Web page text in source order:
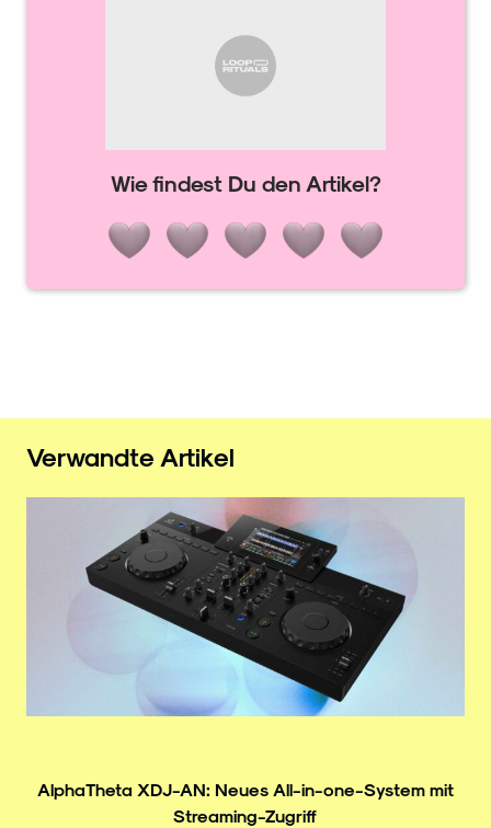
Wie findest Du den Artikel?
Verwandte Artikel
AlphaTheta XDJ-AN: Neues All-in-one-System mit
Streaming-Zugriff